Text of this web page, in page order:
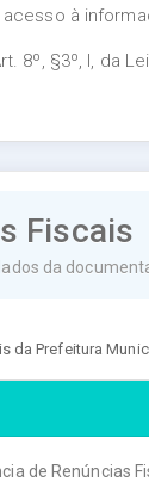
à
8º, §3º, I, da
Fiscais
da
da Prefeitura
de Renúncias